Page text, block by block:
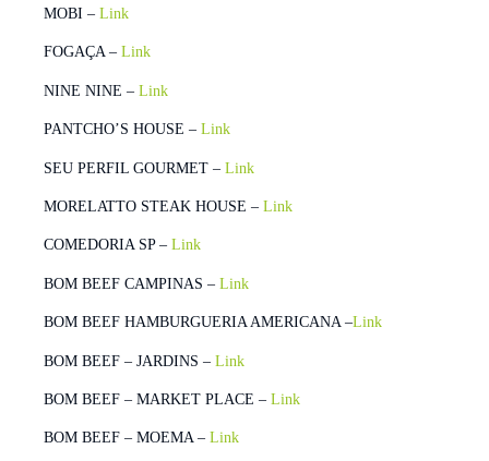
MOBI – Link
FOGAÇA – Link
NINE NINE – Link
PANTCHO’S HOUSE – Link
SEU PERFIL GOURMET – Link
MORELATTO STEAK HOUSE – Link
COMEDORIA SP – Link
BOM BEEF CAMPINAS – Link
BOM BEEF HAMBURGUERIA AMERICANA –Link
BOM BEEF – JARDINS – Link
BOM BEEF – MARKET PLACE – Link
BOM BEEF – MOEMA – Link